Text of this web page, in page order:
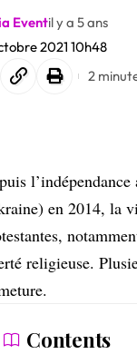
2021 10h48
Eventil y a 5 ans
2
en 2014, la
religieuse.
Contents